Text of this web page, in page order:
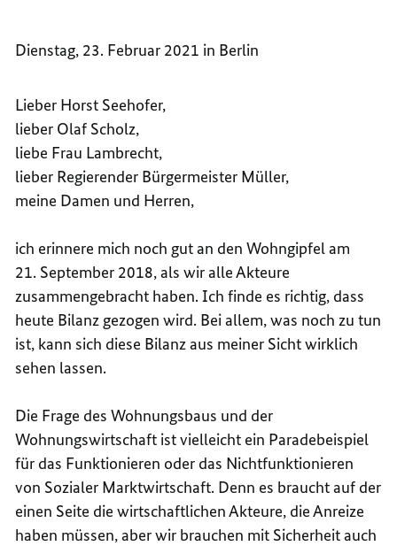
Dienstag, 23. Februar 2021 in Berlin
Lieber Horst Seehofer,
lieber Olaf Scholz,
liebe Frau Lambrecht,
lieber Regierender Bürgermeister Müller,
meine Damen und Herren,
ich erinnere mich noch gut an den Wohngipfel am
21. September 2018, als wir alle Akteure
zusammengebracht haben. Ich finde es richtig, dass
heute Bilanz gezogen wird. Bei allem, was noch zu tun
ist, kann sich diese Bilanz aus meiner Sicht wirklich
sehen lassen.
Die Frage des Wohnungsbaus und der
Wohnungswirtschaft ist vielleicht ein Paradebeispiel
für das Funktionieren oder das Nichtfunktionieren
von Sozialer Marktwirtschaft. Denn es braucht auf der
einen Seite die wirtschaftlichen Akteure, die Anreize
haben müssen, aber wir brauchen mit Sicherheit auch